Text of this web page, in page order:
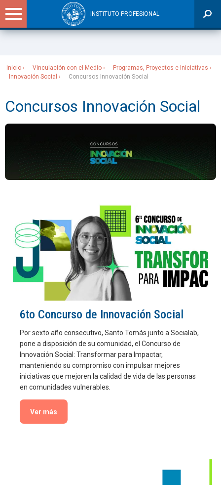
INSTITUTO PROFESIONAL
Inicio Vinculación con el Medio
Programas, Proyectos e Iniciativas
Innovación Social
Concursos Innovación Social
Concursos Innovación Social
6to Concurso de Innovación Social
Por sexto año consecutivo, Santo Tomás junto a Socialab,
pone a disposición de su comunidad, el Concurso de
Innovación Social: Transformar para Impactar,
manteniendo su compromiso con impulsar mejores
iniciativas que mejoren la calidad de vida de las personas
en comunidades vulnerables.
Ver más